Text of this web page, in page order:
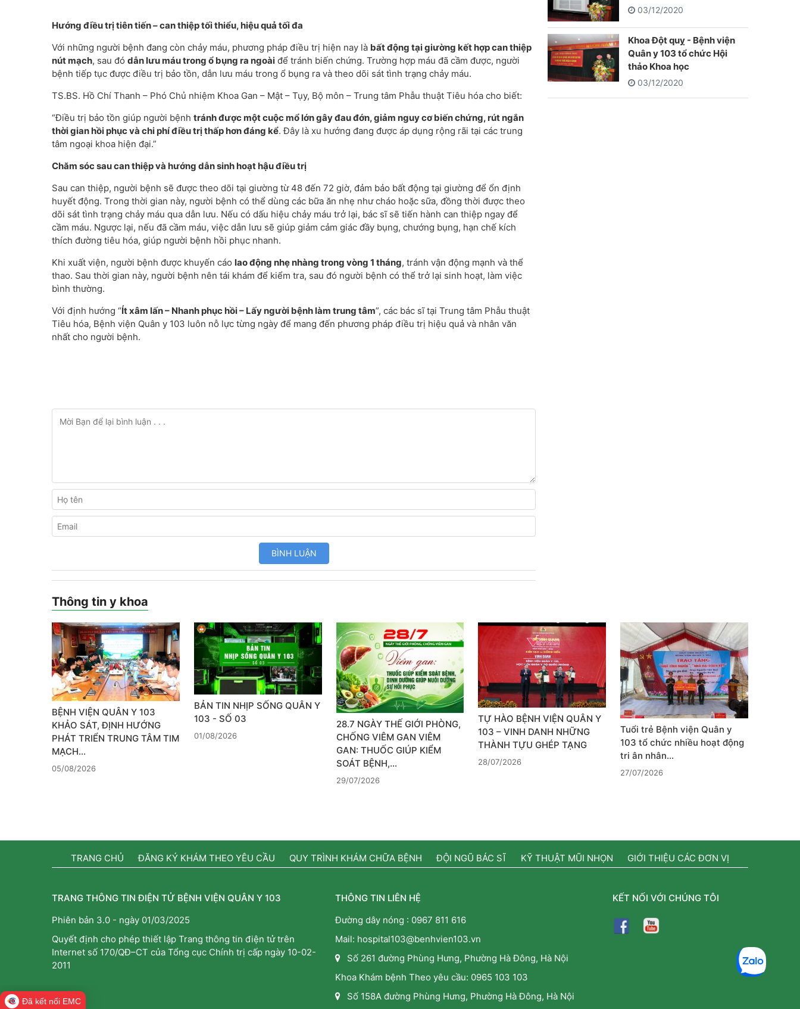
Hướng điều trị tiên tiến – can thiệp tối thiểu, hiệu quả tối đa
Với những người bệnh đang còn chảy máu, phương pháp điều trị hiện nay là bất động tại giường kết hợp can thiệp
nút mạch, sau đó dẫn lưu máu trong ổ bụng ra ngoài để tránh biến chứng. Trường hợp máu đã cầm được, người
bệnh tiếp tục được điều trị bảo tồn, dẫn lưu máu trong ổ bụng ra và theo dõi sát tình trạng chảy máu.
TS.BS. Hồ Chí Thanh – Phó Chủ nhiệm Khoa Gan – Mật – Tụy, Bộ môn – Trung tâm Phẫu thuật Tiêu hóa cho biết:
“Điều trị bảo tồn giúp người bệnh tránh được một cuộc mổ lớn gây đau đớn, giảm nguy cơ biến chứng, rút ngắn
thời gian hồi phục và chi phí điều trị thấp hơn đáng kể. Đây là xu hướng đang được áp dụng rộng rãi tại các trung
tâm ngoại khoa hiện đại.”
Chăm sóc sau can thiệp và hướng dẫn sinh hoạt hậu điều trị
Sau can thiệp, người bệnh sẽ được theo dõi tại giường từ 48 đến 72 giờ, đảm bảo bất động tại giường để ổn định
huyết động. Trong thời gian này, người bệnh có thể dùng các bữa ăn nhẹ như cháo hoặc sữa, đồng thời được theo
dõi sát tình trạng chảy máu qua dẫn lưu. Nếu có dấu hiệu chảy máu trở lại, bác sĩ sẽ tiến hành can thiệp ngay để
cầm máu. Ngược lại, nếu đã cầm máu, việc dẫn lưu sẽ giúp giảm cảm giác đầy bụng, chướng bụng, hạn chế kích
thích đường tiêu hóa, giúp người bệnh hồi phục nhanh.
Khi xuất viện, người bệnh được khuyến cáo lao động nhẹ nhàng trong vòng 1 tháng, tránh vận động mạnh và thể
thao. Sau thời gian này, người bệnh nên tái khám để kiểm tra, sau đó người bệnh có thể trở lại sinh hoạt, làm việc
bình thường.
Với định hướng “Ít xâm lấn – Nhanh phục hồi – Lấy người bệnh làm trung tâm”, các bác sĩ tại Trung tâm Phẫu thuật
Tiêu hóa, Bệnh viện Quân y 103 luôn nỗ lực từng ngày để mang đến phương pháp điều trị hiệu quả và nhân văn
nhất cho người bệnh.
03/12/2020
Khoa Đột quỵ - Bệnh viện
Quân y 103 tổ chức Hội
thảo Khoa học
03/12/2020
Thông tin y khoa
BỆNH VIỆN QUÂN Y 103
KHẢO SÁT, ĐỊNH HƯỚNG
PHÁT TRIỂN TRUNG TÂM TIM
MẠCH…
05/08/2026
BẢN TIN NHỊP SỐNG QUÂN Y
103 - SỐ 03
01/08/2026
28.7 NGÀY THẾ GIỚI PHÒNG,
CHỐNG VIÊM GAN VIÊM
GAN: THUỐC GIÚP KIỂM
SOÁT BỆNH,…
29/07/2026
TỰ HÀO BỆNH VIỆN QUÂN Y
103 – VINH DANH NHỮNG
THÀNH TỰU GHÉP TẠNG
28/07/2026
Tuổi trẻ Bệnh viện Quân y
103 tổ chức nhiều hoạt động
tri ân nhân…
27/07/2026
TRANG CHỦ ĐĂNG KÝ KHÁM THEO YÊU CẦU QUY TRÌNH KHÁM CHỮA BỆNH ĐỘI NGŨ BÁC SĨ KỸ THUẬT MŨI NHỌN GIỚI THIỆU CÁC ĐƠN VỊ
TRANG THÔNG TIN ĐIỆN TỬ BỆNH VIỆN QUÂN Y 103
Phiên bản 3.0 - ngày 01/03/2025
Quyết định cho phép thiết lập Trang thông tin điện tử trên
Internet số 170/QĐ–CT của Tổng cục Chính trị cấp ngày 10-02-
2011
THÔNG TIN LIÊN HỆ
Đường dây nóng : 0967 811 616
Mail: hospital103@benhvien103.vn
Số 261 đường Phùng Hưng, Phường Hà Đông, Hà Nội
Khoa Khám bệnh Theo yêu cầu: 0965 103 103
Số 158A đường Phùng Hưng, Phường Hà Đông, Hà Nội
KẾT NỐI VỚI CHÚNG TÔI
Đã kết nối EMC